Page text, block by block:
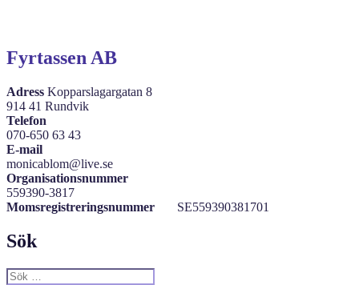
Fyrtassen AB
Adress Kopparslagargatan 8
914 41 Rundvik
Telefon
070-650 63 43
E-mail
monicablom@live.se
Organisationsnummer
559390-3817
Momsregistreringsnummer
SE559390381701
Sök
Sök